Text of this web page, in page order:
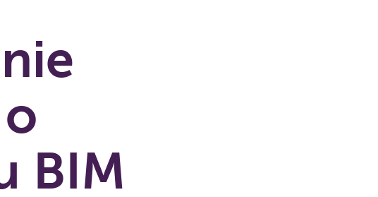
BIM